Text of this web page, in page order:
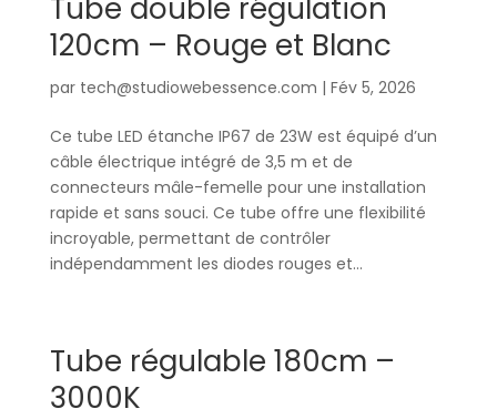
Tube double régulation
120cm – Rouge et Blanc
par tech@studiowebessence.com | Fév 5, 2026
Ce tube LED étanche IP67 de 23W est équipé d’un
câble électrique intégré de 3,5 m et de
connecteurs mâle-femelle pour une installation
rapide et sans souci. Ce tube offre une flexibilité
incroyable, permettant de contrôler
indépendamment les diodes rouges et...
Tube régulable 180cm –
3000K